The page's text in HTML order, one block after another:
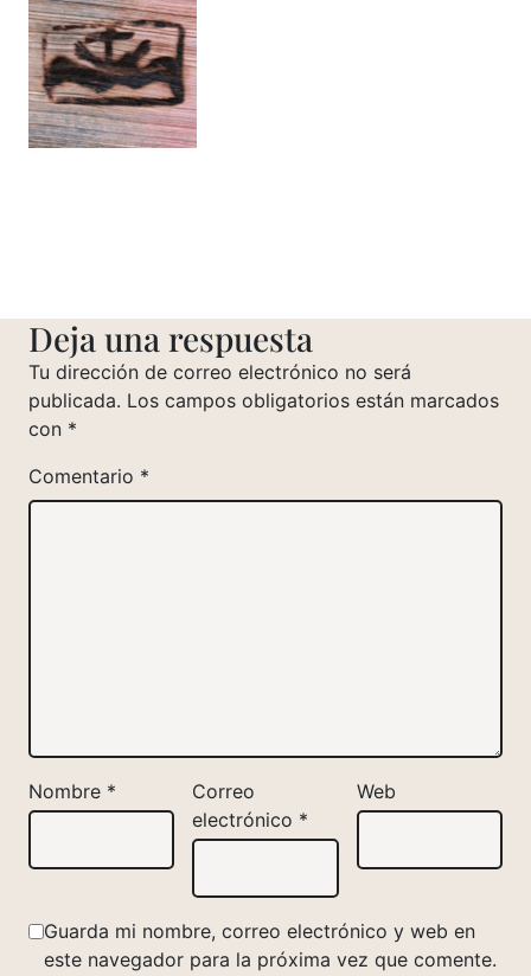
Deja una respuesta
Tu dirección de correo electrónico no será
publicada. Los campos obligatorios están marcados
con *
Comentario *
Nombre *
Correo
electrónico *
Web
Guarda mi nombre, correo electrónico y web en
este navegador para la próxima vez que comente.